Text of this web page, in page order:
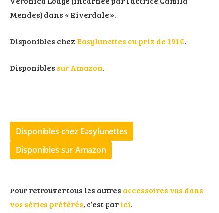
Mendes) dans « Riverdale ».
Disponibles chez Easylunettes au prix de 191€.
Disponibles sur Amazon.
Disponibles chez Easylunettes
Disponibles sur Amazon
Pour retrouver tous les autres accessoires vus dans
vos séries préférés, c’est parici.